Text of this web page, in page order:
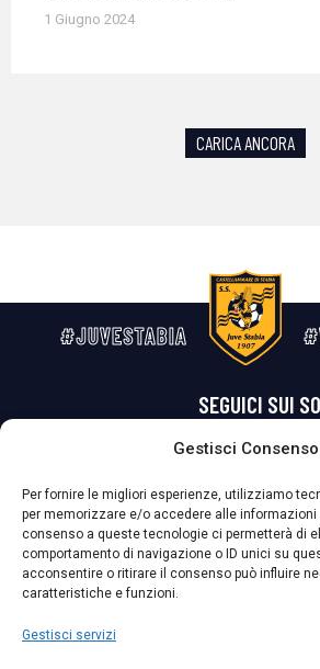
Gestisci Consenso
Per fornire le migliori esperienze, utilizziamo
per memorizzare e/o accedere alle informazioni
consenso a queste tecnologie ci permetterà di
comportamento di navigazione o ID unici su
acconsentire o ritirare il consenso può influire
caratteristiche e funzioni.
Gestisci servizi
1 Giugno 2024
CARICA ANCORA
#JUVESTABIA
SEGUICI SUI
La Società ha nominato il Responsabile della Protezione dei Dati Personali (DPO), figura
nostra Società per tutelare i Suoi dati